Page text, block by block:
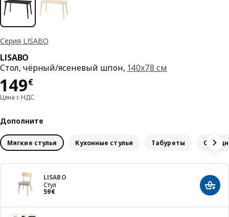
Серия LISABO
LISABO
Стол, чёрный/ясеневый шпон, 140x78 см
149€
Цена 149€
Цена с НДС
Дополните
Мягкие стулья Кухонные стулья Табуреты
LISABO
Стул
59€
Цена 59€